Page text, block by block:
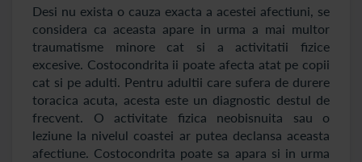
Desi nu exista o cauza exacta a acestei afectiuni, se
considera ca aceasta apare in urma a mai multor
traumatisme minore cat si a activitatii fizice
excesive. Costocondrita ii poate afecta atat pe copii
cat si pe adulti. Pentru adultii care sufera de durere
toracica acuta, acesta este un diagnostic destul de
frecvent. O activitate fizica neobisnuita sau o
leziune la nivelul coastei ar putea declansa aceasta
afectiune. Costocondrita poate sa apara si in urma